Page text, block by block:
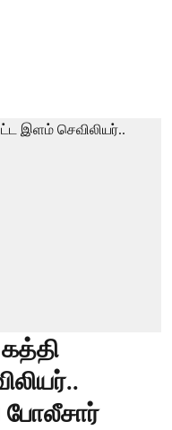
போலீசார்